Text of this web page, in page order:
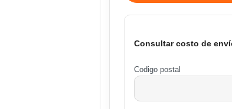
Consultar costo de
Codigo postal